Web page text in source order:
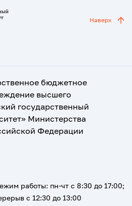
Наверх
бюджетное
высшего
государственный
Министерства
Федерации
работы: пн-чт с 8:30 до 17:00;
с 12:30 до 13:00